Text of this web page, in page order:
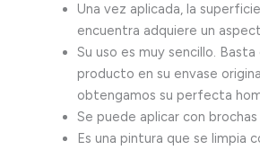
Una vez aplicada, la
encuentra adquiere un
Su uso es muy sencillo. Basta
producto en su envase
obtengamos su perfecta
Se puede aplicar con
Es una pintura que se limpia